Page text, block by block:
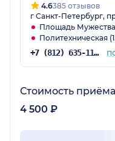
4.6385 отзывов
г Санкт-Петербург,
Площадь
Политехническая
+7 (812) 635-11-96
Стоимость приёма
4 500 ₽